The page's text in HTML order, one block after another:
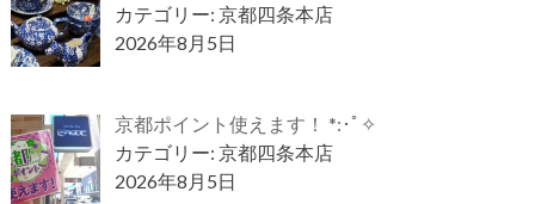
カテゴリー: 京都四条本店
2026年8月5日
京都ポイント使えます！ *:･ﾟ✧
カテゴリー: 京都四条本店
2026年8月5日